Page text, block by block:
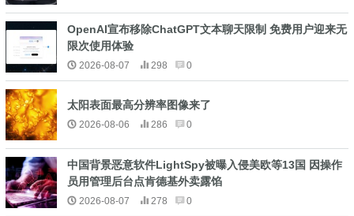
OpenAI宣布移除ChatGPT文本聊天限制 免费用户迎来无
限次使用体验
2026-08-07 298 0
太阳表面最高分辨率图像来了
2026-08-06 286 0
中国背景恶意软件LightSpy被曝入侵美欧等13国 因操作
员用管理后台点肯德基外卖露馅
2026-08-07 278 0